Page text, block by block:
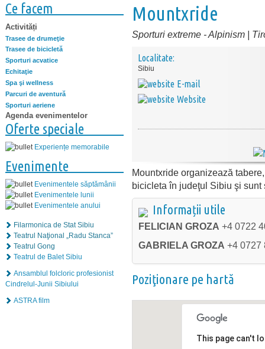
Ce facem
Activități
Trasee de drumeţie
Trasee de bicicletă
Sporturi acvatice
Echitaţie
Spa şi wellness
Parcuri de aventură
Sporturi aeriene
Agenda evenimentelor
Oferte speciale
Experiențe memorabile
Evenimente
Evenimentele săptămânii
Evenimentele lunii
Evenimentele anului
Filarmonica de Stat Sibiu
Teatrul Naţional „Radu Stanca”
Teatrul Gong
Teatrul de Balet Sibiu
Ansamblul folcloric profesionist
Cindrelul-Junii Sibiului
ASTRA film
Mountxride
Sporturi extreme -Alpinism |
Localitate:
Sibiu
E-mail
Website
Mountxride organizează
bicicleta în judeţul Sibiu şi
Informații utile
FELICIAN GROZA +4
GABRIELA GROZA +4 0727
Poziţionare pe hartă
This page can't